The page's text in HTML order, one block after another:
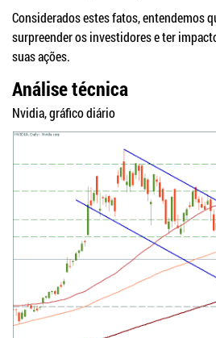
Considerados estes fatos, entendemos
surpreender os investidores e ter
suas ações.
Análise técnica
Nvidia, gráfico diário